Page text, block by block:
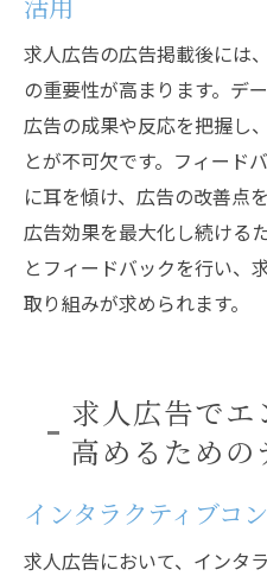
求人広告の広告掲載後には
の重要性が高まります。デ
広告の成果や反応を把握し
とが不可欠です。フィード
に耳を傾け、広告の改善点
広告効果を最大化し続ける
とフィードバックを行い、
取り組みが求められます。
求人広告でエ
高めるための
インタラクティブコ
求人広告において、インタ